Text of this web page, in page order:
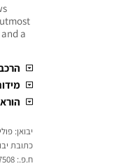
a
יבואן: פולימוד
כתובת יבואן:
ח.פ.: 512037508